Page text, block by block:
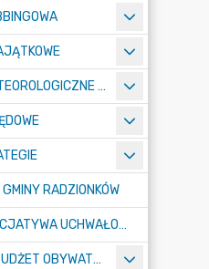
OSTRZEŻENIA METEOROLOGICZNE O ZŁYM STANIE POWIETRZA I INNE
RADZIONKÓW
OBYWATELSKA INICJATYWA UCHWAŁODAWCZA
RADZIONKOWSKI BUDŻET OBYWATELSKI